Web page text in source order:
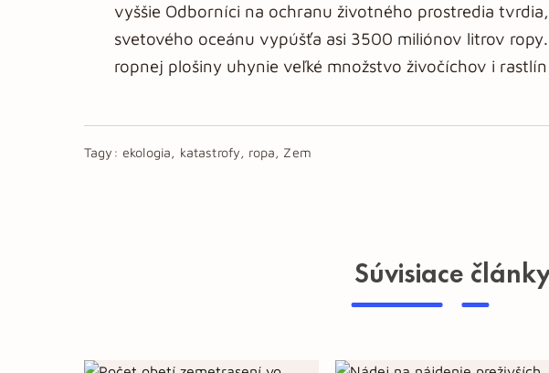
vyššie Odborníci na ochranu životného prostredia
svetového oceánu vypúšťa asi 3500 miliónov litrov
ropnej plošiny uhynie veľké množstvo živočíchov i rastlín
Tagy: ekologia, katastrofy, ropa, Zem
Súvisiace